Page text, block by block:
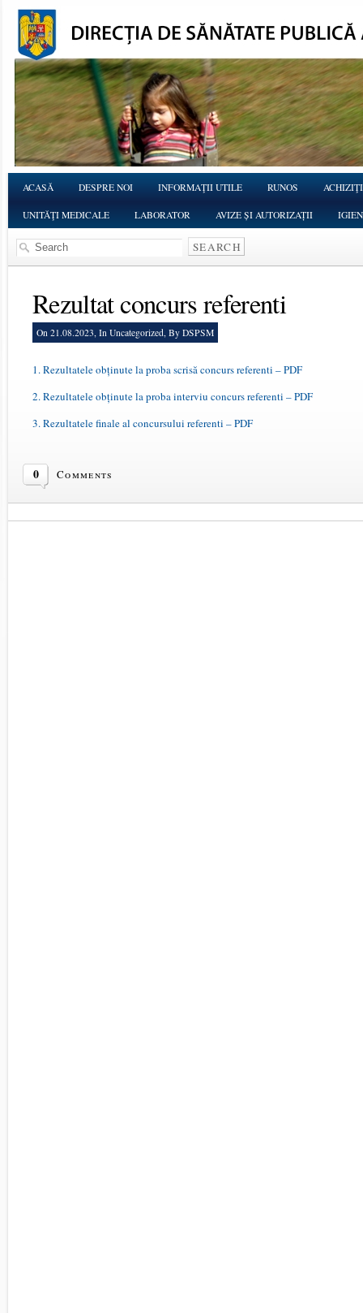
ACASĂ DESPRE NOI INFORMAŢII UTILE RUNOS
UNITĂŢI MEDICALE LABORATOR AVIZE ȘI AUTORIZAȚII
Rezultat concurs referenti
On 21.08.2023, In Uncategorized, By DSPSM
1. Rezultatele obținute la proba scrisă concurs referenti – PDF
2. Rezultatele obținute la proba interviu concurs referenti – PDF
3. Rezultatele finale al concursului referenti – PDF
0 Comments